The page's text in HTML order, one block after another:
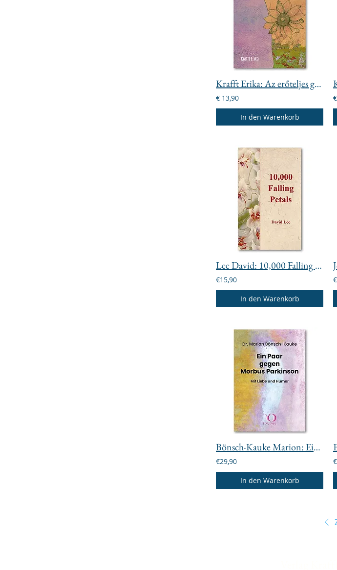
Krafft Erika: Az erőteljes gyógyulás
€ 13,90
In den Warenkorb
Lee David: 10,000 Falling Petals
€15,90
In den Warenkorb
Bönsch-Kauke Marion: Ein Paar gegen Morbus Parkinson. Mit Liebe und Humor
€29,90
In den Warenkorb